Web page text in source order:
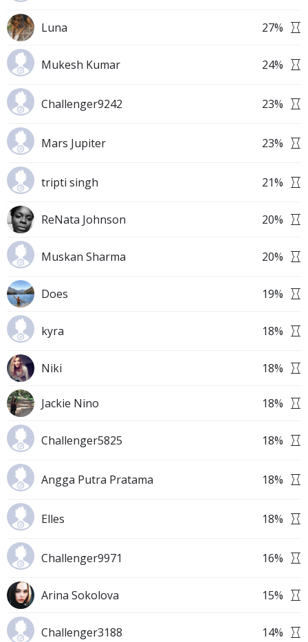
Luna 27%
Mukesh Kumar 24%
Challenger9242 23%
Mars Jupiter 23%
tripti singh 21%
ReNata Johnson 20%
Muskan Sharma 20%
Does 19%
kyra 18%
Niki 18%
Jackie Nino 18%
Challenger5825 18%
Angga Putra Pratama 18%
Elles 18%
Challenger9971 16%
Arina Sokolova 15%
Challenger3188 14%